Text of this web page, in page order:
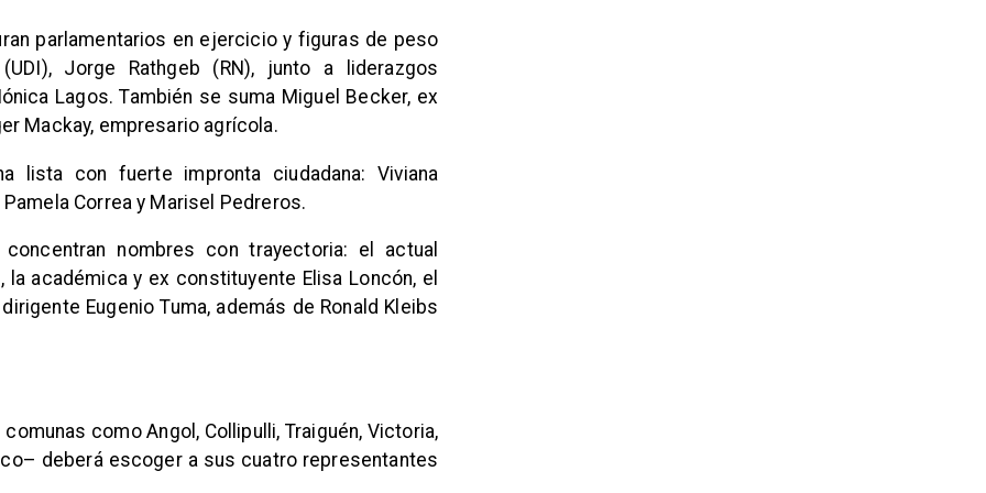
parlamentarios en ejercicio y figuras de peso
Jorge Rathgeb (RN), junto a liderazgos
Lagos. También se suma Miguel Becker, ex
Mackay, empresario agrícola.
lista con fuerte impronta ciudadana: Viviana
Correa y Marisel Pedreros.
nombres con trayectoria: el actual
la académica y ex constituyente Elisa Loncón, el
Eugenio Tuma, además de Ronald Kleibs
como Angol, Collipulli, Traiguén, Victoria,
deberá escoger a sus cuatro representantes